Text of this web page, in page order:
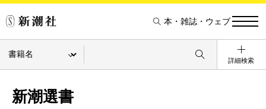
本・雑誌・ウェブ
詳細検索
新潮選書